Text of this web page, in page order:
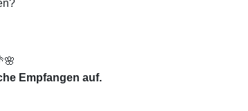
Empfangen auf.